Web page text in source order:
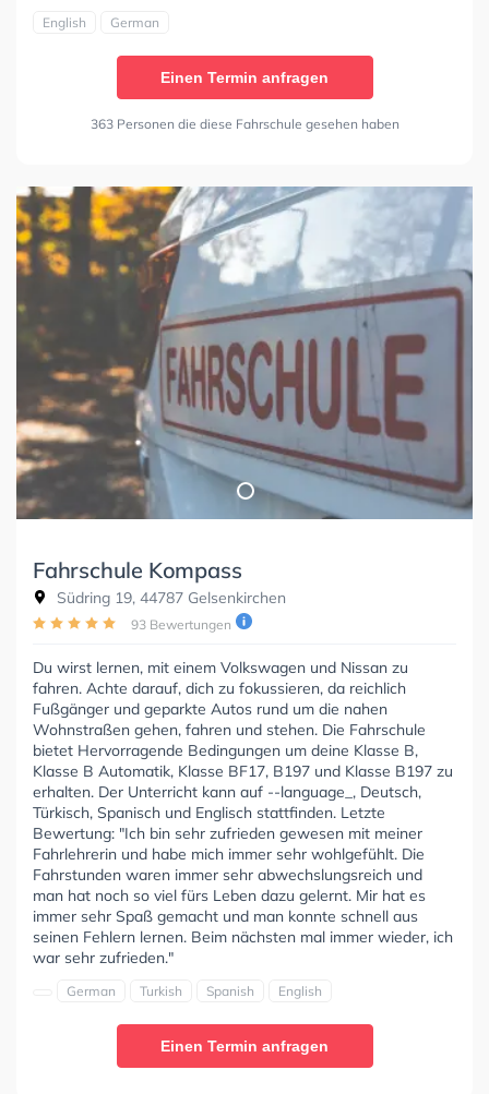
English German
Einen Termin anfragen
363 Personen die diese Fahrschule gesehen haben
Fahrschule Kompass
Südring 19, 44787 Gelsenkirchen
93 Bewertungen
Du wirst lernen, mit einem Volkswagen und Nissan zu
fahren. Achte darauf, dich zu fokussieren, da reichlich
Fußgänger und geparkte Autos rund um die nahen
Wohnstraßen gehen, fahren und stehen. Die Fahrschule
bietet Hervorragende Bedingungen um deine Klasse B,
Klasse B Automatik, Klasse BF17, B197 und Klasse B197 zu
erhalten. Der Unterricht kann auf --language_, Deutsch,
Türkisch, Spanisch und Englisch stattfinden. Letzte
Bewertung: "Ich bin sehr zufrieden gewesen mit meiner
Fahrlehrerin und habe mich immer sehr wohlgefühlt. Die
Fahrstunden waren immer sehr abwechslungsreich und
man hat noch so viel fürs Leben dazu gelernt. Mir hat es
immer sehr Spaß gemacht und man konnte schnell aus
seinen Fehlern lernen. Beim nächsten mal immer wieder, ich
war sehr zufrieden."
German Turkish Spanish English
Einen Termin anfragen